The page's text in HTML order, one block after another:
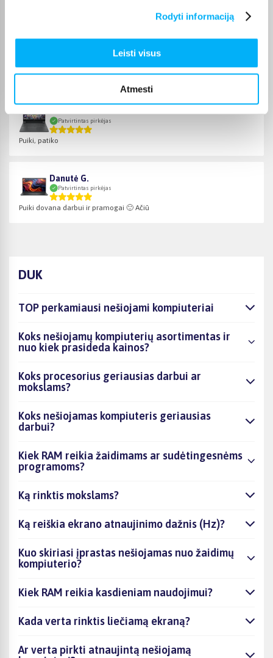
Rodyti informaciją
Leisti visus
Atmesti
ir ger ...
Patvirtintas pirkėjas
Puiki, patiko
Danutė G.
Patvirtintas pirkėjas
Puiki dovana darbui ir pramogai 🙂 Ačiū
DUK
TOP perkamiausi nešiojami kompiuteriai
Koks nešiojamų kompiuterių asortimentas ir
nuo kiek prasideda kainos?
Koks procesorius geriausias darbui ar
mokslams?
Koks nešiojamas kompiuteris geriausias
darbui?
Kiek RAM reikia žaidimams ar sudėtingesnėms
programoms?
Ką rinktis mokslams?
Ką reiškia ekrano atnaujinimo dažnis (Hz)?
Kuo skiriasi įprastas nešiojamas nuo žaidimų
kompiuterio?
Kiek RAM reikia kasdieniam naudojimui?
Kada verta rinktis liečiamą ekraną?
Ar verta pirkti atnaujintą nešiojamą